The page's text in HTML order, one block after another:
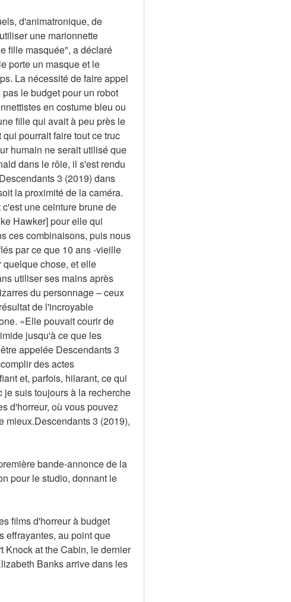
d'animatronique, de
une marionnette
fille masquée", a déclaré
porte un masque et le
La nécessité de faire appel
le budget pour un robot
en costume bleu ou
fille qui avait à peu près le
pourrait faire tout ce truc
humain ne serait utilisé que
dans le rôle, il s'est rendu
3 (2019) dans
la proximité de la caméra.
une ceinture brune de
Hawker] pour elle qui
ces combinaisons, puis nous
par ce que 10 ans -vieille
chose, et elle
utiliser ses mains après
du personnage – ceux
de l'incroyable
«Elle pouvait courir de
jusqu'à ce que les
appelée Descendants 3
des actes
et, parfois, hilarant, ce qui
je suis toujours à la recherche
d'horreur, où vous pouvez
mieux.Descendants 3 (2019),
bande-annonce de la
pour le studio, donnant le
films d'horreur à budget
effrayantes, au point que
Knock at the Cabin, le dernier
Banks arrive dans les